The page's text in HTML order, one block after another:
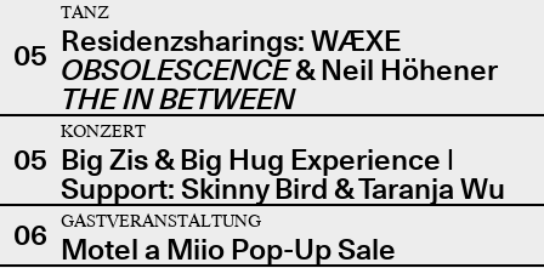
05
TANZ
Residenzsharings: WÆXE
OBSOLESCENCE& Neil Höhener
THE IN BETWEEN
05
KONZERT
Big Zis & Big Hug Experience |
Support: Skinny Bird & Taranja Wu
06
GASTVERANSTALTUNG
Motel a Miio Pop-Up Sale